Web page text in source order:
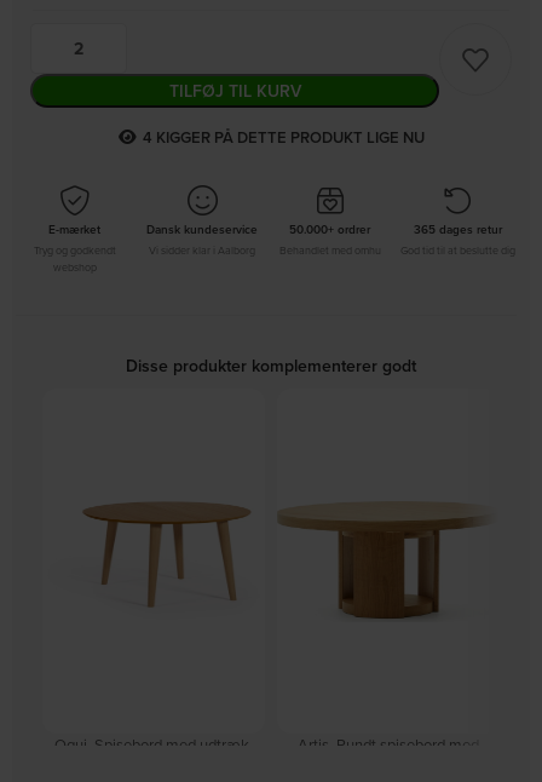
TILFØJ TIL KURV
7 KIGGER PÅ DETTE PRODUKT LIGE NU
E-mærket
Tryg og godkendt
Dansk kundeservice
Vi sidder klar i Aalborg
50.000+ ordrer
Behandlet med omhu
365 dages retur
God tid til at beslutte dig
Disse produkter komplementerer godt
Oqui, Spisebord med udtræk,
Artis, Rundt spisebord med